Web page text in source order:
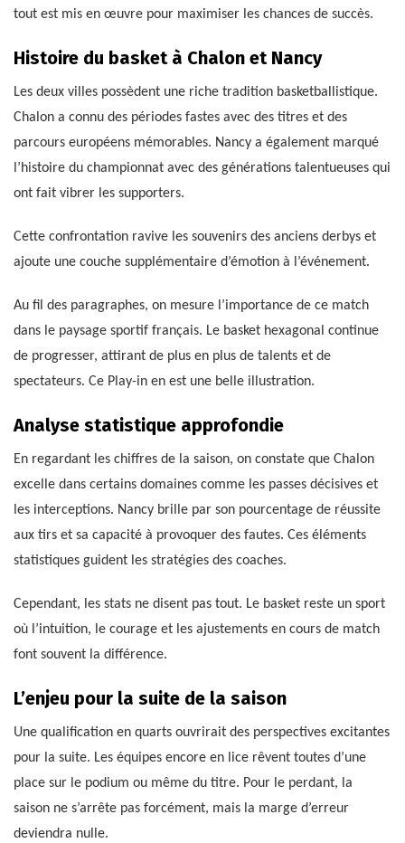
tout est mis en œuvre pour maximiser les chances de succès.
Histoire du basket à Chalon et Nancy
Les deux villes possèdent une riche tradition basketballistique.
Chalon a connu des périodes fastes avec des titres et des
parcours européens mémorables. Nancy a également marqué
l’histoire du championnat avec des générations talentueuses qui
ont fait vibrer les supporters.
Cette confrontation ravive les souvenirs des anciens derbys et
ajoute une couche supplémentaire d’émotion à l’événement.
Au fil des paragraphes, on mesure l’importance de ce match
dans le paysage sportif français. Le basket hexagonal continue
de progresser, attirant de plus en plus de talents et de
spectateurs. Ce Play-in en est une belle illustration.
Analyse statistique approfondie
En regardant les chiffres de la saison, on constate que Chalon
excelle dans certains domaines comme les passes décisives et
les interceptions. Nancy brille par son pourcentage de réussite
aux tirs et sa capacité à provoquer des fautes. Ces éléments
statistiques guident les stratégies des coaches.
Cependant, les stats ne disent pas tout. Le basket reste un sport
où l’intuition, le courage et les ajustements en cours de match
font souvent la différence.
L’enjeu pour la suite de la saison
Une qualification en quarts ouvrirait des perspectives excitantes
pour la suite. Les équipes encore en lice rêvent toutes d’une
place sur le podium ou même du titre. Pour le perdant, la
saison ne s’arrête pas forcément, mais la marge d’erreur
deviendra nulle.